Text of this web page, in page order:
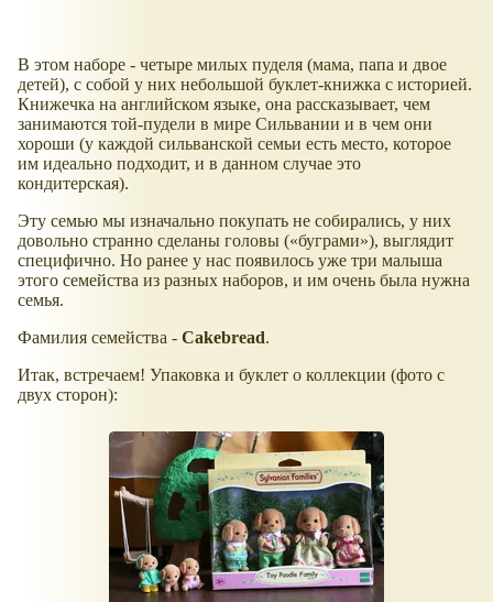
В этом наборе - четыре милых пуделя (мама, папа и двое
детей), с собой у них небольшой буклет-книжка с историей.
Книжечка на английском языке, она рассказывает, чем
занимаются той-пудели в мире Сильвании и в чем они
хороши (у каждой сильванской семьи есть место, которое
им идеально подходит, и в данном случае это
кондитерская).
Эту семью мы изначально покупать не собирались, у них
довольно странно сделаны головы ( буграми ), выглядит
специфично. Но ранее у нас появилось уже три малыша
этого семейства из разных наборов, и им очень была нужна
семья.
Фамилия семейства - Cakebread.
Итак, встречаем! Упаковка и буклет о коллекции (фото с
двух сторон):